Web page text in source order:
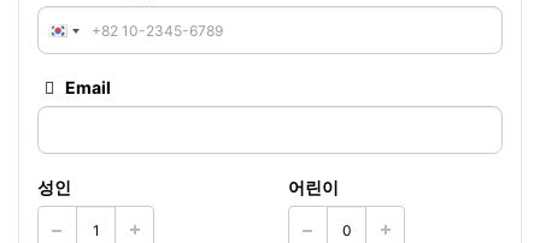
Email
성인 어린이